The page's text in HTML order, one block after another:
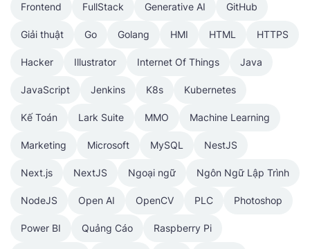
Frontend FullStack Generative AI GitHub
Giải thuật Go Golang HMI HTML HTTPS
Hacker Illustrator Internet Of Things Java
JavaScript Jenkins K8s Kubernetes
Kế Toán Lark Suite MMO Machine Learning
Marketing Microsoft MySQL NestJS
Next.js NextJS Ngoại ngữ Ngôn Ngữ Lập Trình
NodeJS Open AI OpenCV PLC Photoshop
Power BI Quảng Cáo Raspberry Pi